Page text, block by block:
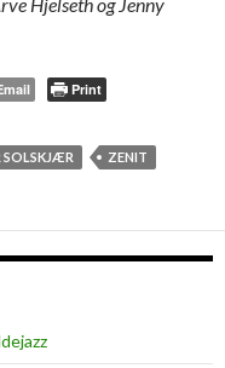
Print
SOLSKJÆR ZENIT